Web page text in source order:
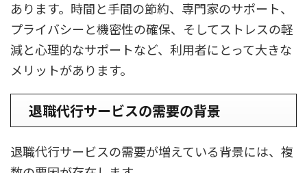
あります。時間と手間の節約、専門家のサポート、
プライバシーと機密性の確保、そしてストレスの軽
減と心理的なサポートなど、利用者にとって大きな
メリットがあります。
退職代行サービスの需要の背景
退職代行サービスの需要が増えている背景には、複